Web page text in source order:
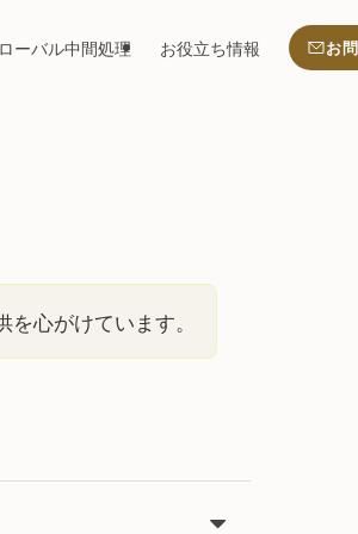
ーバル中間処理 お役立ち情報 お
心がけています。